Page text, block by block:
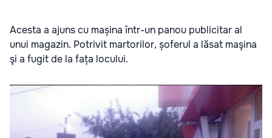
Acesta a ajuns cu mașina într-un panou publicitar al
unui magazin. Potrivit martorilor, șoferul a lăsat maşina
şi a fugit de la fața locului.